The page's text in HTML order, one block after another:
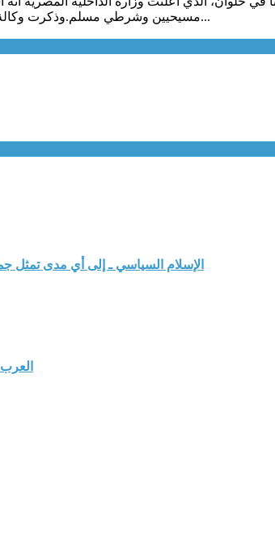
مسيحيين وشرطي مسلم.وذكرت وكالة "أعماق"، الذراع الإعلامية لداعش، نقلا عن من وصفته بـ"مصد...
الإسلام السياسي ـ إلى أي مدى تمثل